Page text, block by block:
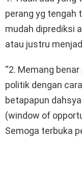
perang yg tengah
mudah diprediksi
atau justru
“2. Memang
politik dengan
betapapun
(window of
Semoga terbuka